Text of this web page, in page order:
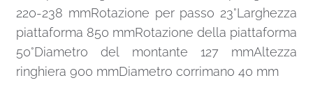
220-238 mmRotazione per passo 23°Larghezza
piattaforma 850 mmRotazione della piattaforma
50°Diametro del montante 127 mmAltezza
ringhiera 900 mmDiametro corrimano 40 mm